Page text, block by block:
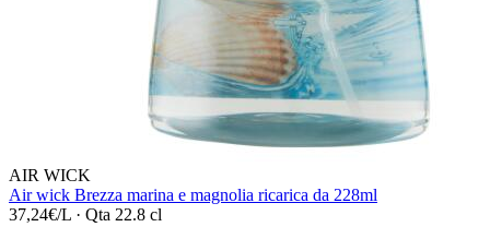
AIR WICK
Air wick Brezza marina e magnolia ricarica da 228ml
37,24€/L · Qta 22.8 cl